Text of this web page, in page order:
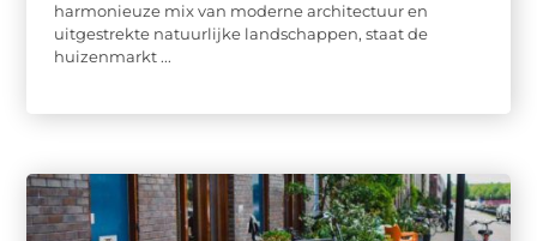
harmonieuze mix van moderne architectuur en
uitgestrekte natuurlijke landschappen, staat de
huizenmarkt ...